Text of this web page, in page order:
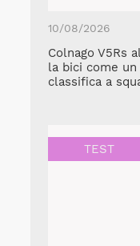
10/08/2026
Colnago V5Rs
la bici come
classifica a
TEST